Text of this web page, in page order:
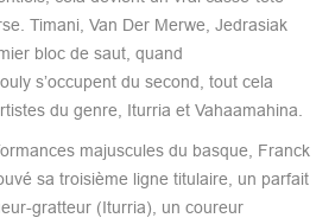
Timani, Van Der Merwe, Jedrasiak
bloc de saut, quand
s’occupent du second, tout cela
du genre, Iturria et Vahaamahina.
majuscules du basque, Franck
sa troisième ligne titulaire, un parfait
gratteur (Iturria), un coureur